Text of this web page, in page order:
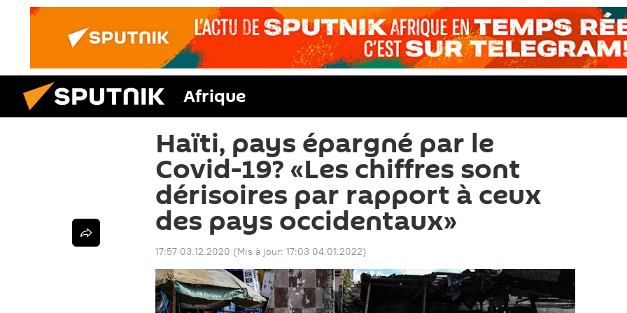
Afrique
Haïti, pays épargné par le
Covid-19? «Les chiffres sont
dérisoires par rapport à ceux
des pays occidentaux»
17:57 03.12.2020 (Mis à jour: 17:03 04.01.2022)